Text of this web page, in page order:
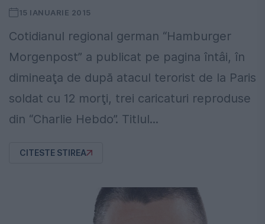
15 IANUARIE 2015
Cotidianul regional german “Hamburger
Morgenpost” a publicat pe pagina întâi, în
dimineaţa de după atacul terorist de la Paris
soldat cu 12 morţi, trei caricaturi reproduse
din “Charlie Hebdo”. Titlul...
CITESTE STIREA